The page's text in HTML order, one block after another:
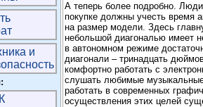
А теперь более подробно.
покупке должны учесть время
на размер модели. Здесь
небольшой диагональю имеет
в автономном режиме
диагонали – тринадцать
комфортно работать с
слушать любимые
работать в современных
осуществления этих целей
и